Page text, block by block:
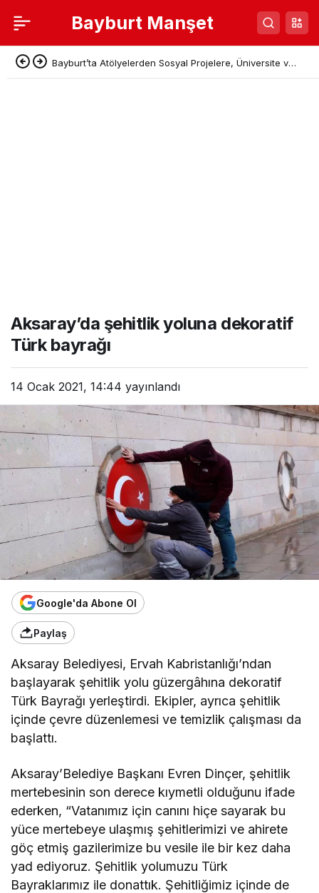
Bayburt Manşet
Bayburt’ta Atölyelerden Sosyal Projelere, Üniversite ve
Aksaray’da şehitlik yoluna dekoratif
Türk bayrağı
14 Ocak 2021, 14:44 yayınlandı
Google'da Abone Ol
Paylaş
Aksaray Belediyesi, Ervah Kabristanlığı’ndan
başlayarak şehitlik yolu güzergâhına dekoratif
Türk Bayrağı yerleştirdi. Ekipler, ayrıca şehitlik
içinde çevre düzenlemesi ve temizlik çalışması da
başlattı.
Aksaray’Belediye Başkanı Evren Dinçer, şehitlik
mertebesinin son derece kıymetli olduğunu ifade
ederken, “Vatanımız için canını hiçe sayarak bu
yüce mertebeye ulaşmış şehitlerimizi ve ahirete
göç etmiş gazilerimize bu vesile ile bir kez daha
yad ediyoruz. Şehitlik yolumuzu Türk
Bayraklarımız ile donattık. Şehitliğimiz içinde de